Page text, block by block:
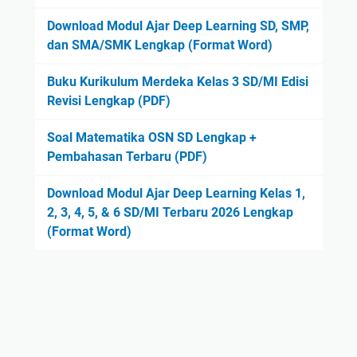
Download Modul Ajar Deep Learning SD, SMP,
dan SMA/SMK Lengkap (Format Word)
Buku Kurikulum Merdeka Kelas 3 SD/MI Edisi
Revisi Lengkap (PDF)
Soal Matematika OSN SD Lengkap +
Pembahasan Terbaru (PDF)
Download Modul Ajar Deep Learning Kelas 1,
2, 3, 4, 5, & 6 SD/MI Terbaru 2026 Lengkap
(Format Word)